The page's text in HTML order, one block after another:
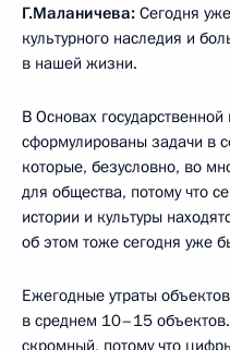
Г.Маланичева: Сегодня
культурного наследия и
в нашей жизни.
В Основах государственной
сформулированы задачи в
которые, безусловно, во
для общества, потому что
истории и культуры
об этом тоже сегодня уже
Ежегодные утраты
в среднем 10–15
скромный, потому что